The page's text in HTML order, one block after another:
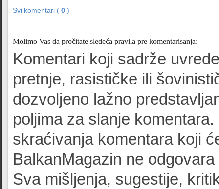
Svi komentari ( 0 )
Molimo Vas da pročitate sledeća pravila pre komentarisanja:
Komentari koji sadrže
pretnje, rasističke ili
dozvoljeno lažno
poljima za slanje
skraćivanja komentara koji
BalkanMagazin ne
Sva mišljenja, sugestije,